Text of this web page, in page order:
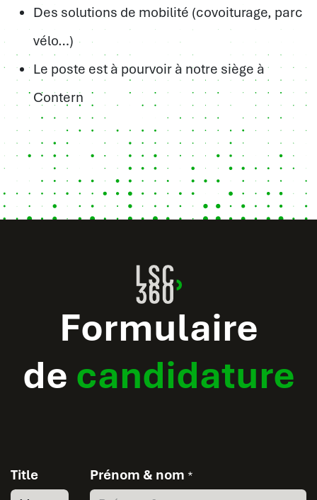
Des solutions de mobilité (covoiturage, parc
vélo…)
Le poste est à pourvoir à notre siège à
Contern
Formulaire
de candidature
Title Prénom & nom *